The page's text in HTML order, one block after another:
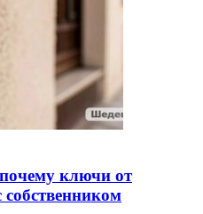
ключи от